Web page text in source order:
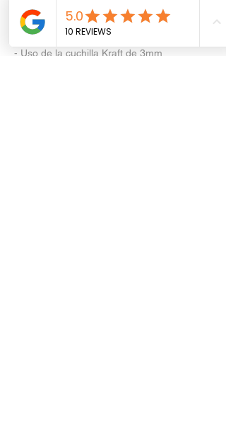
¿Qué aprenderás?
- Diseño de cajita en silhouette studio.
- Corte de distintos materiales.
- Uso de la cuchilla Kraft de 3mm.